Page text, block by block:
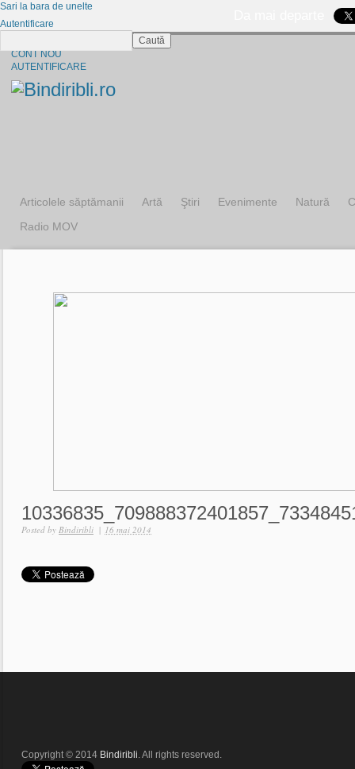
CONT NOU
AUTENTIFICARE
Articolele săptămanii Artă Ştiri Evenimente Natură
Radio MOV
Posted by Bindiribli | 16 mai 2014
Copyright © 2014 Bindiribli. All rights reserved.
Sari la bara de unelte
Autentificare
Caută